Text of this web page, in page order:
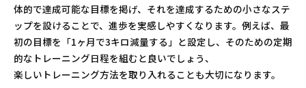
体的で達成可能な目標を掲げ、それを達成するための小さなステ
ップを設けることで、進歩を実感しやすくなります。例えば、最
初の目標を「1ヶ月で3キロ減量する」と設定し、そのための定期
的なトレーニング日程を組むと良いでしょう、
楽しいトレーニング方法を取り入れることも大切になります。